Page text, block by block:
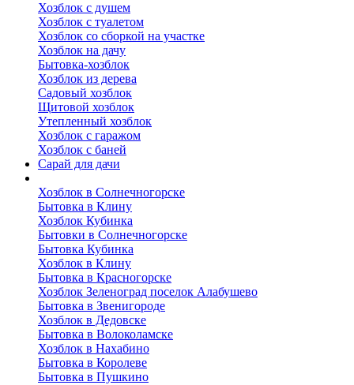
Хозблок с душем
Хозблок с туалетом
Хозблок со сборкой на участке
Хозблок на дачу
Бытовка-хозблок
Хозблок из дерева
Садовый хозблок
Щитовой хозблок
Утепленный хозблок
Хозблок с гаражом
Хозблок с баней
Сарай для дачи
Хозблок в Солнечногорске
Бытовка в Клину
Хозблок Кубинка
Бытовки в Солнечногорске
Бытовка Кубинка
Хозблок в Клину
Бытовка в Красногорске
Хозблок Зеленоград поселок Алабушево
Бытовка в Звенигороде
Хозблок в Дедовске
Бытовка в Волоколамске
Хозблок в Нахабино
Бытовка в Королеве
Бытовкa в Пушкино